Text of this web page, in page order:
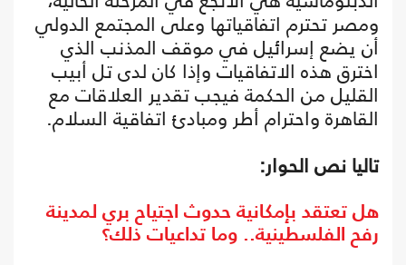
ومصر تحترم اتفاقياتها وعلى المجتمع الدولي
أن يضع إسرائيل في موقف المذنب الذي
اخترق هذه الاتفاقيات وإذا كان لدى تل أبيب
القليل من الحكمة فيجب تقدير العلاقات مع
القاهرة واحترام أطر ومبادئ اتفاقية السلام.
تاليا نص الحوار:
هل تعتقد بإمكانية حدوث اجتياح بري لمدينة
رفح الفلسطينية.. وما تداعيات ذلك؟